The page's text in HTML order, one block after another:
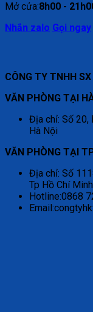
Mở cửa:8h00 -
Nhắn zalo Gọi ngay
CÔNG TY TNHH
VĂN PHÒNG TẠI
Địa chỉ: Số 20,
Hà Nội
VĂN PHÒNG TẠI
Địa chỉ: Số
Tp Hồ Chí Minh
Hotline:0868